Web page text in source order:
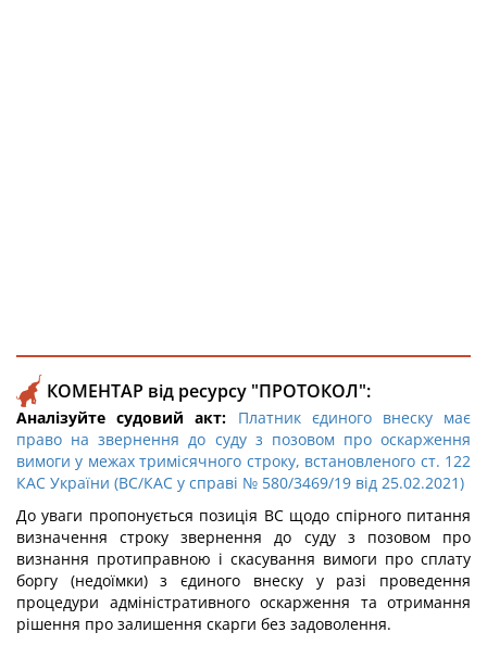
КОМЕНТАР від ресурсу "ПРОТОКОЛ":
Аналізуйте судовий акт: Платник єдиного внеску має
право на звернення до суду з позовом про оскарження
вимоги у межах тримісячного строку, встановленого ст. 122
КАС України (ВС/КАС у справі № 580/3469/19 від 25.02.2021)
До уваги пропонується позиція ВС щодо спірного питання
визначення строку звернення до суду з позовом про
визнання протиправною і скасування вимоги про сплату
боргу (недоїмки) з єдиного внеску у разі проведення
процедури адміністративного оскарження та отримання
рішення про залишення скарги без задоволення.